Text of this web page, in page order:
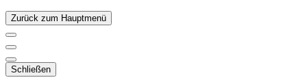
Zurück zum Hauptmenü
Schließen